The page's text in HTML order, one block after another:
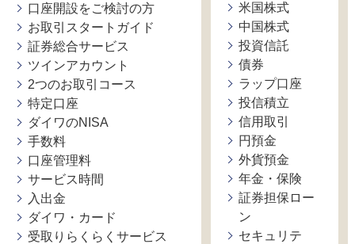
口座開設をご検討の方
お取引スタートガイド
証券総合サービス
ツインアカウント
2つのお取引コース
特定口座
ダイワのNISA
手数料
口座管理料
サービス時間
入出金
ダイワ・カード
受取りらくらくサービス
米国株式
中国株式
投資信託
債券
ラップ口座
投信積立
信用取引
円預金
外貨預金
年金・保険
証券担保ロー
ン
セキュリテ